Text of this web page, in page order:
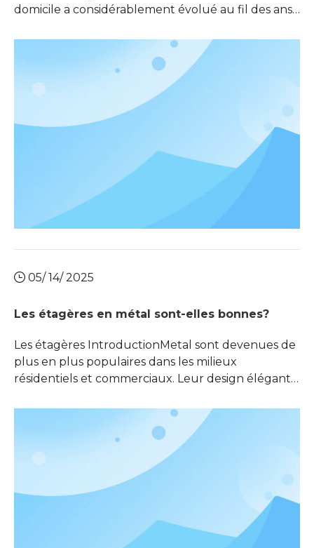
domicile a considérablement évolué au fil des ans,
confortable et abordable. Une question courante
qui se pose est de savoir s'il est possible d'installer
des armoires régulières dans une maison mobile.
05/ 14/ 2025
Les étagères en métal sont-elles bonnes?
Les étagères IntroductionMetal sont devenues de
plus en plus populaires dans les milieux
résidentiels et commerciaux. Leur design élégant
favorisé parmi les propriétaires, les bibliothécaires
et les designers d'intérieur. Cet article plonge dans
les avantages et les considérations de Choosi